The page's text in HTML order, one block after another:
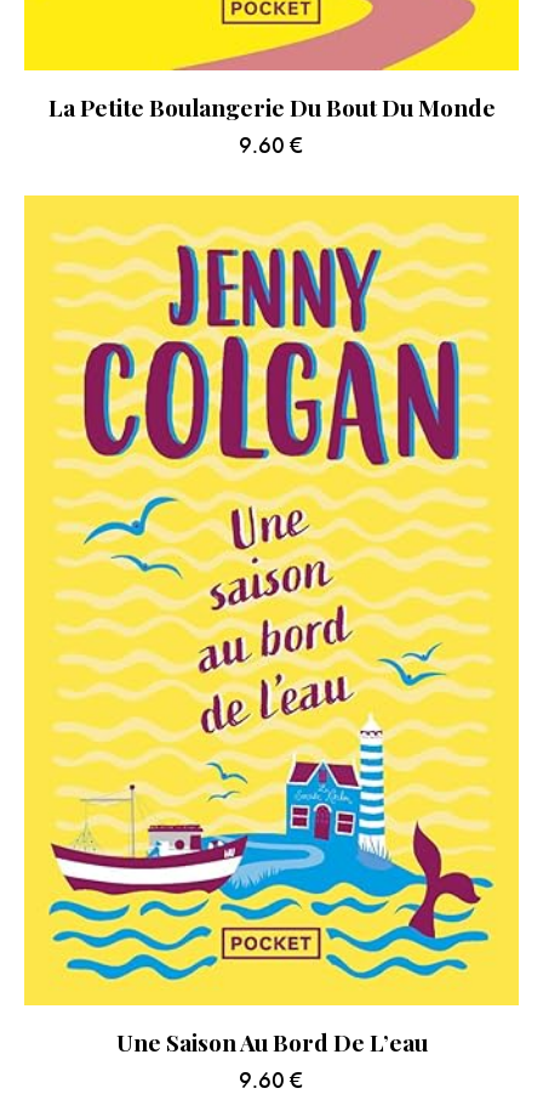
La Petite Boulangerie Du Bout Du Monde
9.60 €
Une Saison Au Bord De L’eau
9.60 €